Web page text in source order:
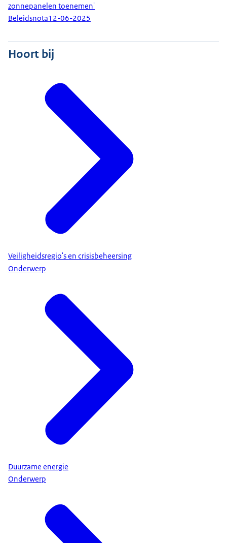
zonnepanelen toenemen'
Beleidsnota12-06-2025
Hoort bij
Veiligheidsregio's en crisisbeheersing
Onderwerp
Duurzame energie
Onderwerp